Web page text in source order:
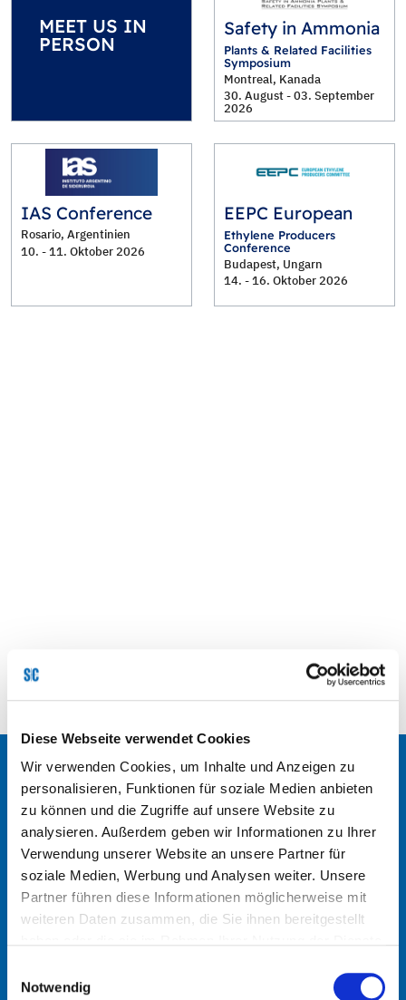
Diese Webseite verwendet Cookies
Wir verwenden Cookies, um Inhalte und Anzeigen zu
personalisieren, Funktionen für soziale Medien anbieten
zu können und die Zugriffe auf unsere Website zu
analysieren. Außerdem geben wir Informationen zu Ihrer
Verwendung unserer Website an unsere Partner für
soziale Medien, Werbung und Analysen weiter. Unsere
Partner führen diese Informationen möglicherweise mit
weiteren Daten zusammen, die Sie ihnen bereitgestellt
Notwendig
MEET US IN
PERSON
Safety in Ammonia
Plants & Related Facilities
Symposium
Montreal, Kanada
30. August - 03. September
2026
IAS Conference
Rosario, Argentinien
10. - 11. Oktober 2026
EEPC European
Ethylene Producers
Conference
Budapest, Ungarn
14. - 16. Oktober 2026
Kontakt
Weltweit für Sie im Einsatz. Hier finden
Sie die Kontaktdaten unserer weltweiten
Standorte. Senden Sie uns gerne eine
Nachricht oder rufen Sie uns an.